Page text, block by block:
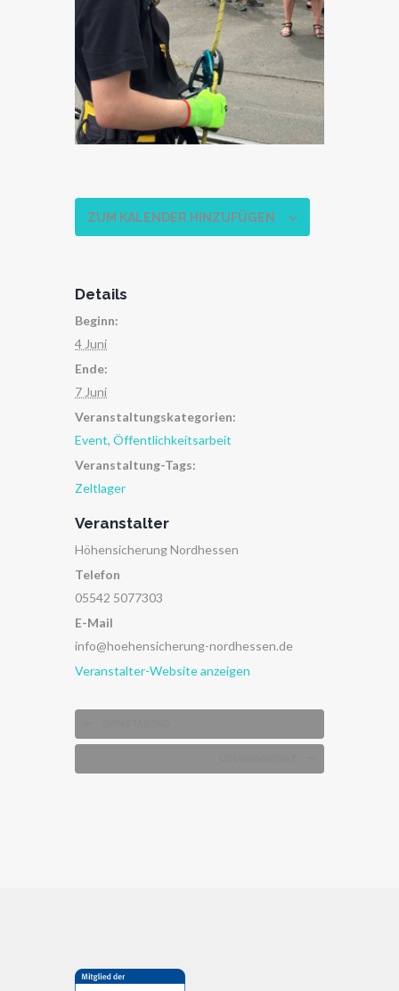
ZUM KALENDER HINZUFÜGEN
Details
Beginn:
4 Juni
Ende:
7 Juni
Veranstaltungskategorien:
Event, Öffentlichkeitsarbeit
Veranstaltung-Tags:
Zeltlager
Veranstalter
Höhensicherung Nordhessen
Telefon
05542 5077303
E-Mail
info@hoehensicherung-nordhessen.de
Veranstalter-Website anzeigen